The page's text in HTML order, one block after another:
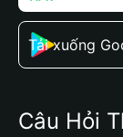
Tải xuống
Câu Hỏi